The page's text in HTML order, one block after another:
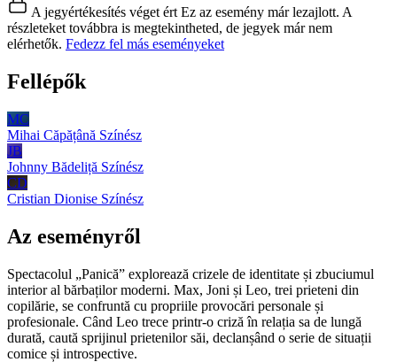
A jegyértékesítés véget ért Ez az esemény már lezajlott. A
részleteket továbbra is megtekintheted, de jegyek már nem
elérhetők. Fedezz fel más eseményeket
Fellépők
MC
Mihai Căpățână Színész
JB
Johnny Bădeliță Színész
CD
Cristian Dionise Színész
Az eseményről
Spectacolul „Panică” explorează crizele de identitate și zbuciumul
interior al bărbaților moderni. Max, Joni și Leo, trei prieteni din
copilărie, se confruntă cu propriile provocări personale și
profesionale. Când Leo trece printr-o criză în relația sa de lungă
durată, caută sprijinul prietenilor săi, declanșând o serie de situații
comice și introspective.